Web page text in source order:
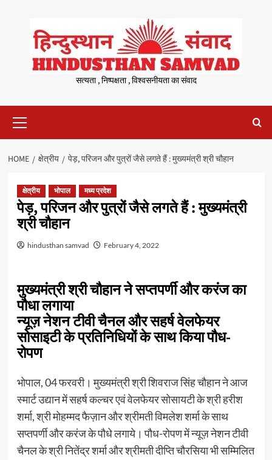
content
सत्यता , निष्पक्षता , विश्वसनीयता का संवाद
Menu
HOME क्षेत्रीय पेड़, परिजन और पुत्रों जैसे लगते हैं : मुख्यमंत्री श्री चौहान
क्षेत्रीय भोपाल मध्य प्रदेश
पेड़, परिजन और पुत्रों जैसे लगते हैं : मुख्यमंत्री
श्री चौहान
hindusthan samvad February 4, 2022
मुख्यमंत्री श्री चौहान ने सप्तपर्णी और करंज का
पौधा लगाया
न्यूज़ नेशन टीवी चैनल और सहर्ष वेलफेयर
सोसाइटी के प्रतिनिधियों के साथ किया पौध-
रोपण
भोपाल, 04 फरवरी। मुख्यमंत्री श्री शिवराज सिंह चौहान ने आज
स्मार्ट उद्यान में सहर्ष कल्चर एवं वेलफेयर सोसायटी के श्री हरीश
शर्मा, श्री मोहम्मद फैज़ान और श्रीमती विमलेश शर्मा के साथ
सप्तपर्णी और करंज के पौधे लगाये। पौध-रोपण में न्यूज़ नेशन टीवी
चैनल के श्री नितेंद्र शर्मा और श्रीमती दीप्ति चौरसिया भी सम्मिलित